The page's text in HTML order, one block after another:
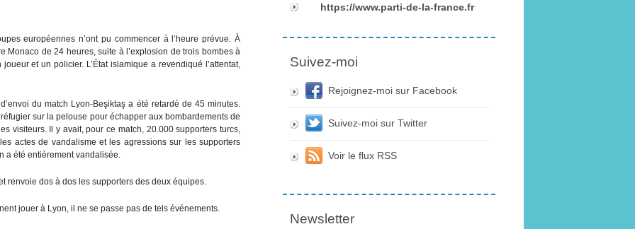
européennes n’ont pu commencer à l’heure prévue. À
Monaco de 24 heures, suite à l’explosion de trois bombes à
et un policier. L’État islamique a revendiqué l’attentat,
du match Lyon-Beşiktaş a été retardé de 45 minutes.
sur la pelouse pour échapper aux bombardements de
visiteurs. Il y avait, pour ce match, 20.000 supporters turcs,
actes de vandalisme et les agressions sur les supporters
a été entièrement vandalisée.
renvoie dos à dos les supporters des deux équipes.
jouer à Lyon, il ne se passe pas de tels événements.
https://www.parti-de-la-france.fr
Suivez-moi
Rejoignez-moi sur Facebook
Suivez-moi sur Twitter
Voir le flux RSS
Newsletter